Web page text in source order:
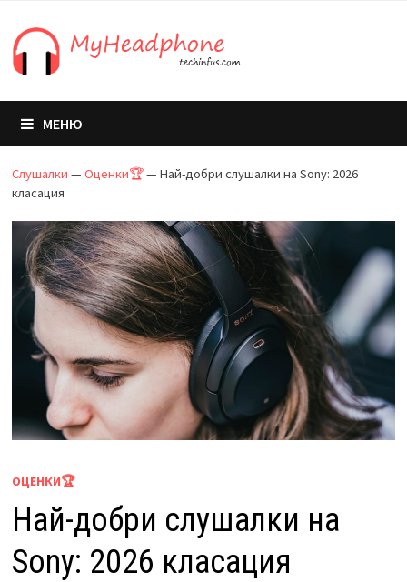
към
съдържанието
МЕНЮ
Слушалки — Оценки🏆— Най-добри слушалки на Sony: 2026
класация
ОЦЕНКИ🏆
Най-добри слушалки на
Sony: 2026 класация